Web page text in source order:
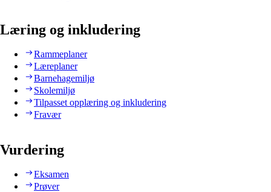
Læring og inkludering
Rammeplaner
Læreplaner
Barnehagemiljø
Skolemiljø
Tilpasset opplæring og inkludering
Fravær
Vurdering
Eksamen
Prøver